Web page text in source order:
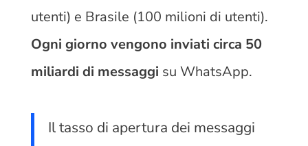
utenti) e Brasile (100 milioni di utenti).
Ogni giorno vengono inviati circa 50
miliardi di messaggi su WhatsApp.
Il tasso di apertura dei messaggi